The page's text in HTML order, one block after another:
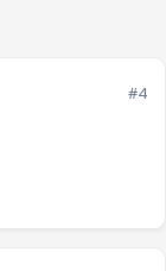
#4